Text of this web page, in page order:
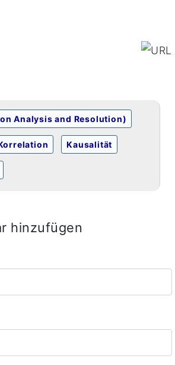
Analysis and Resolution)
Kausalität
hinzufügen